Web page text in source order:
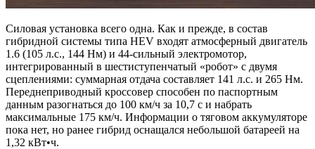
Силовая установка всего одна. Как и прежде, в состав
гибридной системы типа HEV входят атмосферный двигатель
1.6 (105 л.с., 144 Нм) и 44-сильный электромотор,
интегрированный в шестиступенчатый «робот» с двумя
сцеплениями: суммарная отдача составляет 141 л.с. и 265 Нм.
Переднеприводный кроссовер способен по паспортным
данным разогнаться до 100 км/ч за 10,7 с и набрать
максимальные 175 км/ч. Информации о тяговом аккумуляторе
пока нет, но ранее гибрид оснащался небольшой батареей на
1,32 кВт•ч.